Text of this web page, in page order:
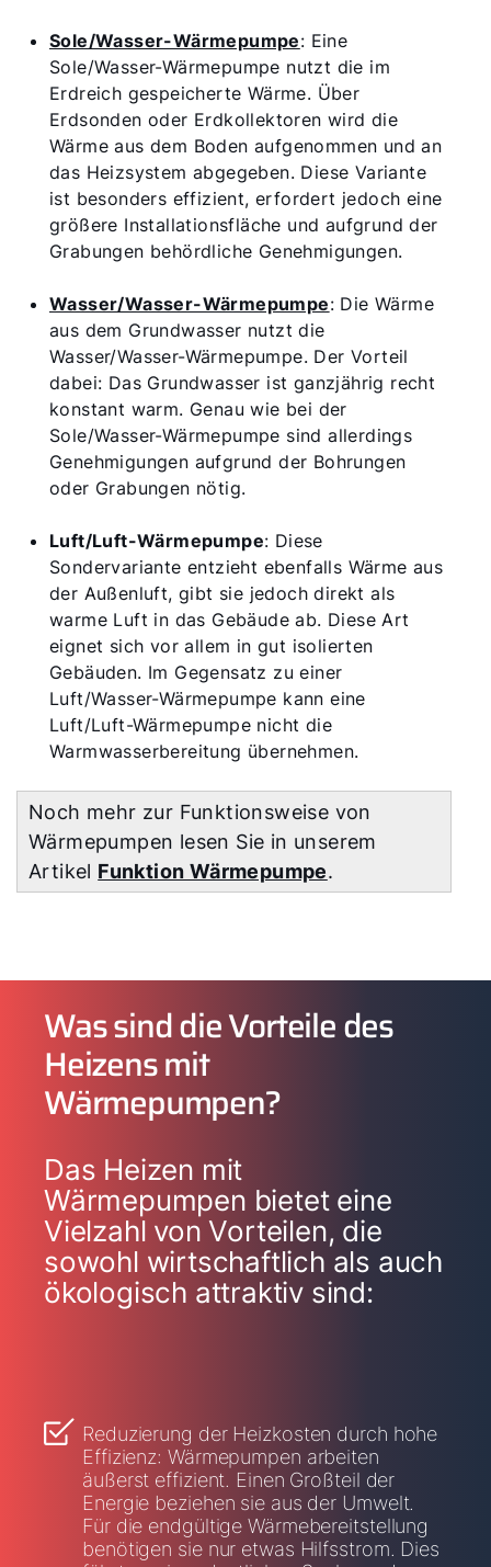
Sole/Wasser-Wärmepumpe: Eine
Sole/Wasser-Wärmepumpe nutzt die im
Erdreich gespeicherte Wärme. Über
Erdsonden oder Erdkollektoren wird die
Wärme aus dem Boden aufgenommen und an
das Heizsystem abgegeben. Diese Variante
ist besonders effizient, erfordert jedoch eine
größere Installationsfläche und aufgrund der
Grabungen behördliche Genehmigungen.
Wasser/Wasser-Wärmepumpe: Die Wärme
aus dem Grundwasser nutzt die
Wasser/Wasser-Wärmepumpe. Der Vorteil
dabei: Das Grundwasser ist ganzjährig recht
konstant warm. Genau wie bei der
Sole/Wasser-Wärmepumpe sind allerdings
Genehmigungen aufgrund der Bohrungen
oder Grabungen nötig.
Luft/Luft-Wärmepumpe: Diese
Sondervariante entzieht ebenfalls Wärme aus
der Außenluft, gibt sie jedoch direkt als
warme Luft in das Gebäude ab. Diese Art
eignet sich vor allem in gut isolierten
Gebäuden. Im Gegensatz zu einer
Luft/Wasser-Wärmepumpe kann eine
Luft/Luft-Wärmepumpe nicht die
Warmwasserbereitung übernehmen.
Noch mehr zur Funktionsweise von
Wärmepumpen lesen Sie in unserem
Artikel Funktion Wärmepumpe.
Was sind die Vorteile des
Heizens mit
Wärmepumpen?
Das Heizen mit
Wärmepumpen bietet eine
Vielzahl von Vorteilen, die
sowohl wirtschaftlich als auch
ökologisch attraktiv sind:
Reduzierung der Heizkosten durch hohe
Effizienz: Wärmepumpen arbeiten
äußerst effizient. Einen Großteil der
Energie beziehen sie aus der Umwelt.
Für die endgültige Wärmebereitstellung
benötigen sie nur etwas Hilfsstrom. Dies